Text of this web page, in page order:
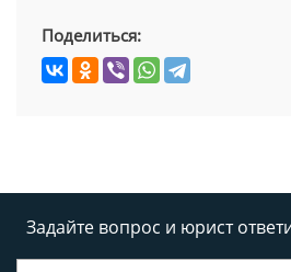
Поделиться:
Задайте вопрос и юрист